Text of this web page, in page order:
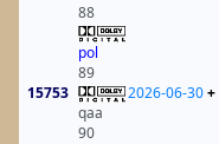
15753
88
pol
89
qaa
90
2026-06-30+